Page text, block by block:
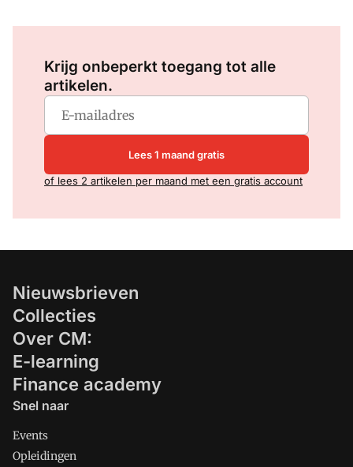
Krijg onbeperkt toegang tot alle
artikelen.
Lees 1 maand gratis
of lees 2 artikelen per maand met een gratis account
Nieuwsbrieven
Collecties
Over CM:
E-learning
Finance academy
Snel naar
Events
Opleidingen